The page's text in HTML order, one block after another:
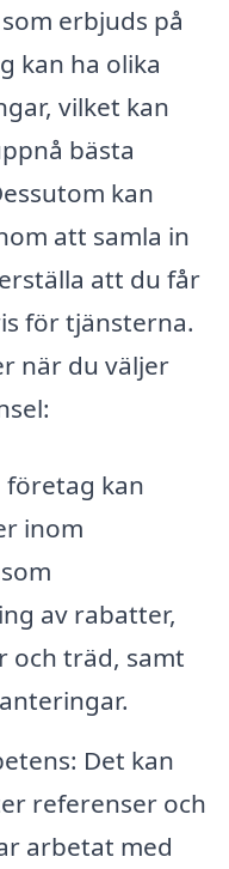
erbjuds på
kan ha olika
vilket kan
bästa
kan
att samla in
att du får
för tjänsterna.
när du väljer
företag kan
inom
av rabatter,
och träd, samt
Det kan
referenser och
arbetat med